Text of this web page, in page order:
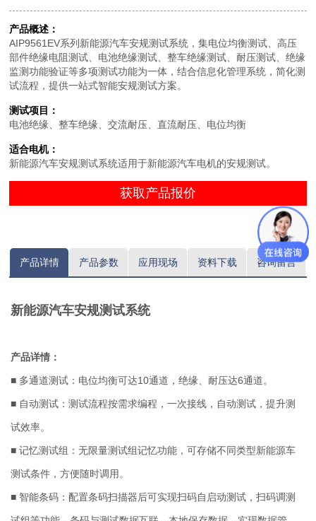
产品概述：
AIP9561EV系列新能源汽车安规测试系统，集电位均衡测试、高压
部件绝缘电阻测试、电池绝缘测试、整车绝缘测试、耐压测试、绝缘
监测功能验证等多项测试功能为一体，结合信息化管理系统，简化测
试流程，提供一站式智能安规测试方案。
测试项目：
电池绝缘、整车绝缘、交流耐压、直流耐压、电位均衡
适合电机：
新能源汽车安规测试系统适用于新能源汽车电机的安规测试。
获取产品报价
产品详情 产品参数 应用现场 资料下载 咨询留言
新能源汽车安规测试系统
产品详情：
■ 多通道测试：电位均衡可达10通道，绝缘、耐压达6通道。
■ 自动测试：测试流程按需求编程，一次接线，自动测试，提升测
试效率。
■ 记忆测试组：无限量测试组记忆功能，可存储不同类型新能源车
测试条件，方便随时调用。
■ 智能条码：配置条码扫描器后可实现扫码自启动测试，扫码调测